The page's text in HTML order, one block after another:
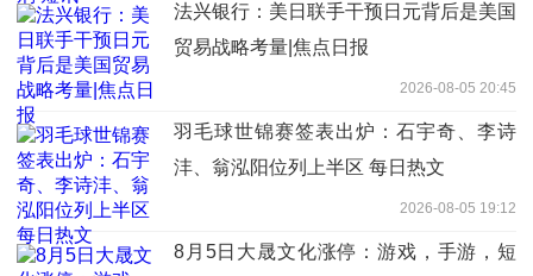
法兴银行：美日联手干预日元背后是美国
贸易战略考量|焦点日报
2026-08-05 20:45
羽毛球世锦赛签表出炉：石宇奇、李诗
沣、翁泓阳位列上半区 每日热文
2026-08-05 19:12
8月5日大晟文化涨停：游戏，手游，短